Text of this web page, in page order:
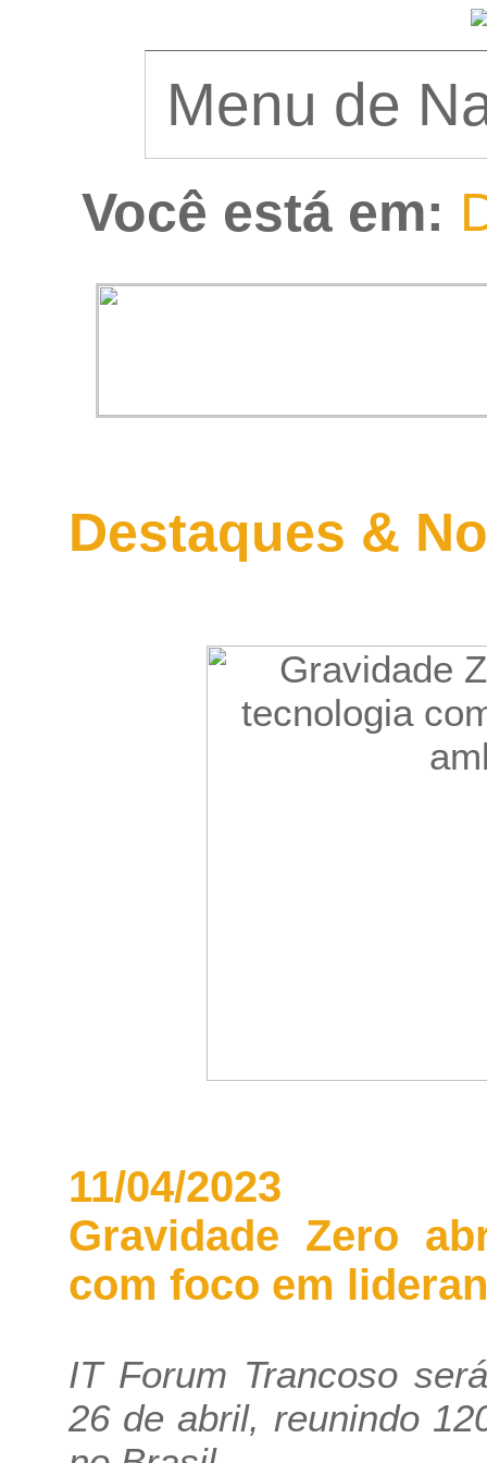
Você está em:
Destaques &
11/04/2023
Gravidade Zero
com foco em
IT Forum Trancoso
26 de abril, reunindo